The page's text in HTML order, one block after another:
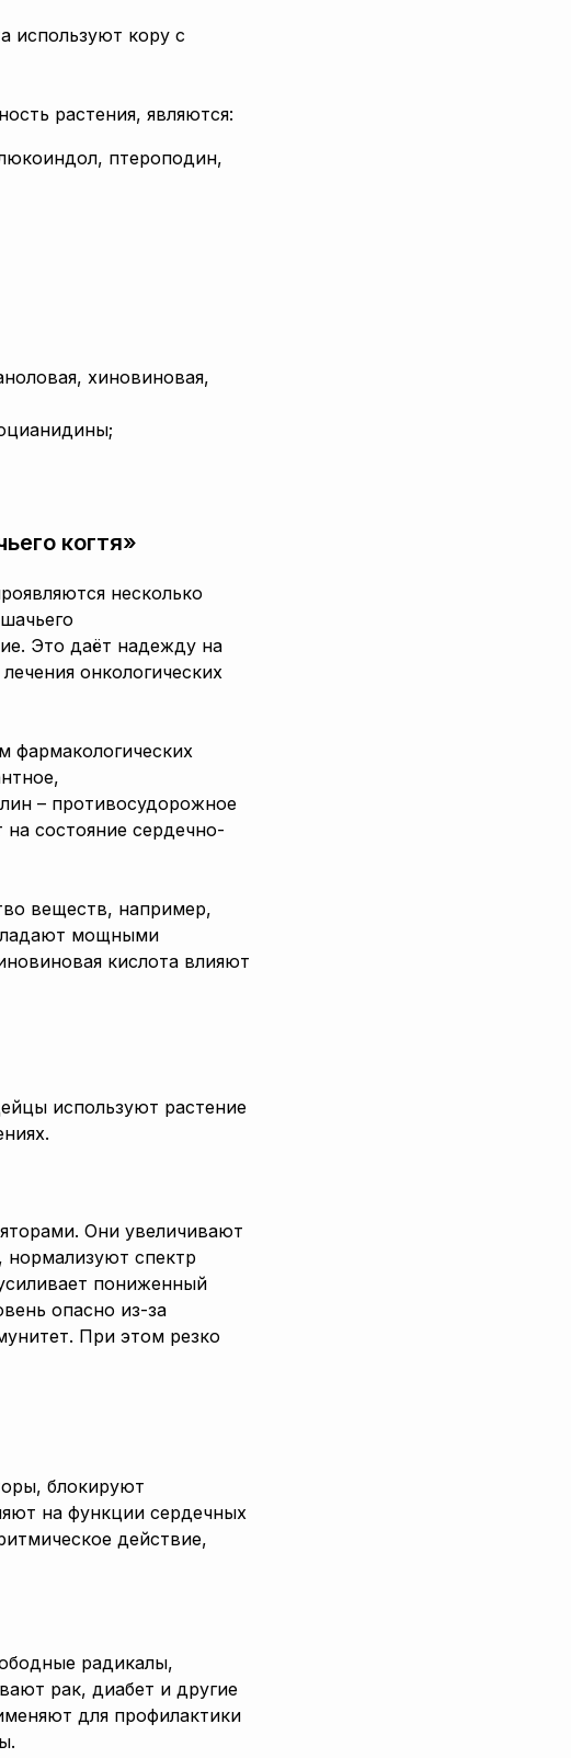
используют кору с
растения, являются:
птероподин,
хиновиновая,
когтя»
несколько
Это даёт надежду на
онкологических
фармакологических
– противосудорожное
состояние сердечно-
веществ, например,
мощными
кислота влияют
используют растение
Они увеличивают
спектр
пониженный
опасно из-за
При этом резко
блокируют
на функции сердечных
действие,
радикалы,
рак, диабет и другие
для профилактики